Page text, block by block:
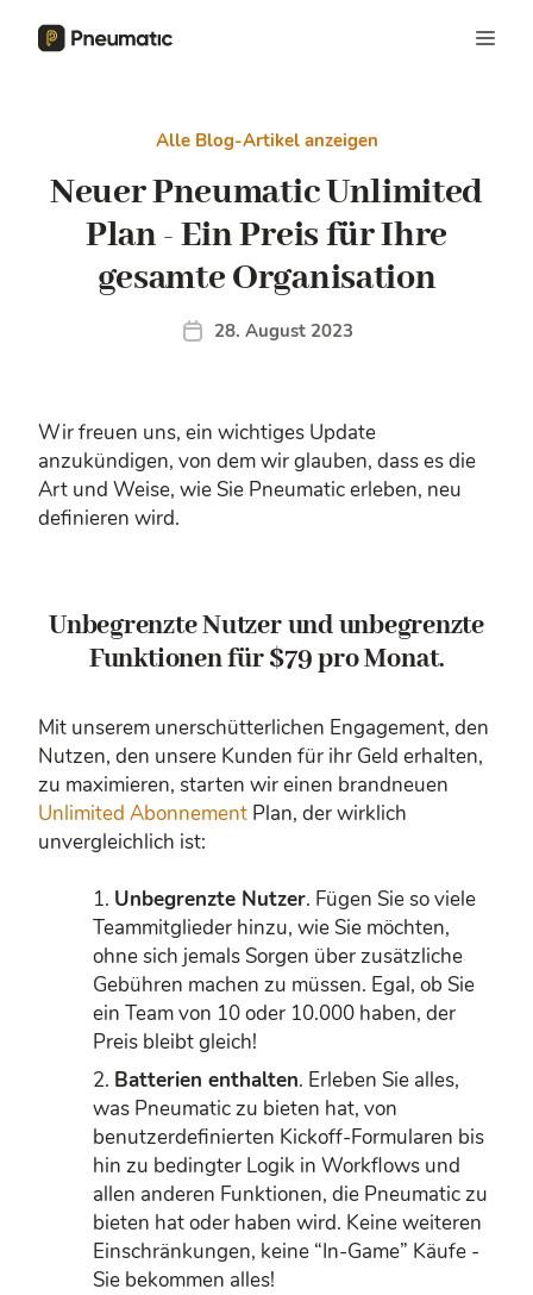
Alle Blog-Artikel anzeigen
Neuer Pneumatic Unlimited
Plan - Ein Preis für Ihre
gesamte Organisation
28. August 2023
Wir freuen uns, ein wichtiges Update
anzukündigen, von dem wir glauben, dass es die
Art und Weise, wie Sie Pneumatic erleben, neu
definieren wird.
Unbegrenzte Nutzer und unbegrenzte
Funktionen für $79 pro Monat.
Mit unserem unerschütterlichen Engagement, den
Nutzen, den unsere Kunden für ihr Geld erhalten,
zu maximieren, starten wir einen brandneuen
Unlimited Abonnement Plan, der wirklich
unvergleichlich ist:
Unbegrenzte Nutzer. Fügen Sie so viele
Teammitglieder hinzu, wie Sie möchten,
ohne sich jemals Sorgen über zusätzliche
Gebühren machen zu müssen. Egal, ob Sie
ein Team von 10 oder 10.000 haben, der
Preis bleibt gleich!
Batterien enthalten. Erleben Sie alles,
was Pneumatic zu bieten hat, von
benutzerdefinierten Kickoff-Formularen bis
hin zu bedingter Logik in Workflows und
allen anderen Funktionen, die Pneumatic zu
bieten hat oder haben wird. Keine weiteren
Einschränkungen, keine “In-Game” Käufe -
Sie bekommen alles!